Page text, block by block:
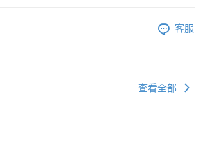
客服
查看全部